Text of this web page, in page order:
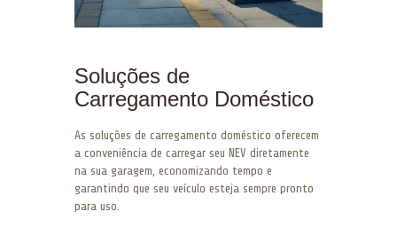
Soluções de
Carregamento Doméstico
As soluções de carregamento doméstico oferecem
a conveniência de carregar seu NEV diretamente
na sua garagem, economizando tempo e
garantindo que seu veículo esteja sempre pronto
para uso.